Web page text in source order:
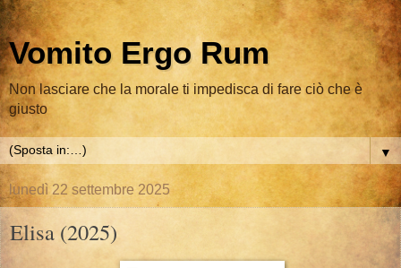
Vomito Ergo Rum
Non lasciare che la morale ti impedisca di fare ciò che è
giusto
▼
lunedì 22 settembre 2025
Elisa (2025)